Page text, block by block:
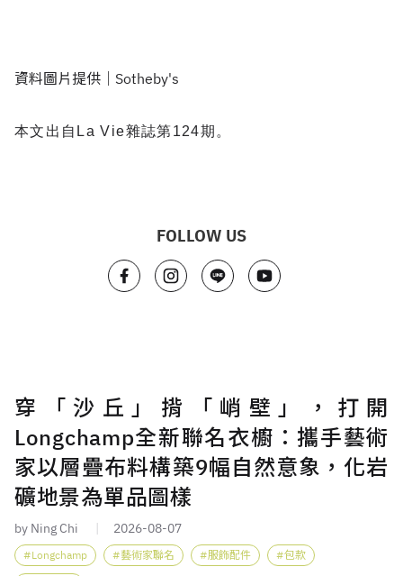
資料圖片提供｜Sotheby's
本文出自La Vie雜誌第124期。
FOLLOW US
穿「沙丘」揹「峭壁」，打開
Longchamp全新聯名衣櫥：攜手藝術
家以層疊布料構築9幅自然意象，化岩
礦地景為單品圖樣
by Ning Chi 2026-08-07
Longchamp 藝術家聯名 服飾配件 包款